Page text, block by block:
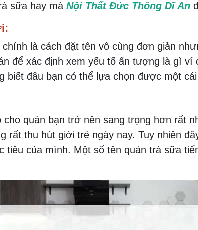
sữa hay mà Nội Thất Đức Thông Dĩ An
là cách đặt tên vô cùng đơn giản
để xác định xem yếu tố ấn tượng là gì ví
biết đâu bạn có thể lựa chọn được một
quán bạn trở nên sang trọng hơn rất
rất thu hút giới trẻ ngày nay. Tuy nhiên
tiêu của mình. Một số tên quán trà sữa